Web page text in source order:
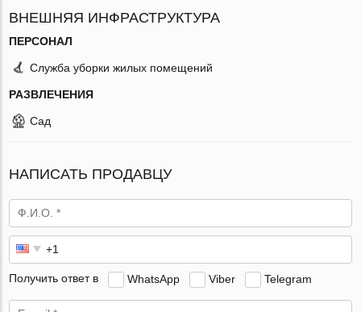
ВНЕШНЯЯ ИНФРАСТРУКТУРА
ПЕРСОНАЛ
Служба уборки жилых помещений
РАЗВЛЕЧЕНИЯ
Сад
НАПИСАТЬ ПРОДАВЦУ
Получить ответ в WhatsApp Viber Telegram